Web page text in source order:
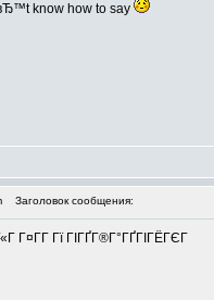
know how to say
Заголовок сообщения:
Г¤Г­Г Гї ГІГҐГ®Г°ГҐГІГЁГЄГ